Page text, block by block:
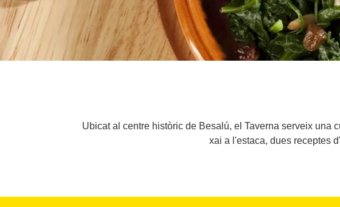
Ubicat al centre històric de Besalú, el Taverna serveix una
xai a l'estaca, dues receptes